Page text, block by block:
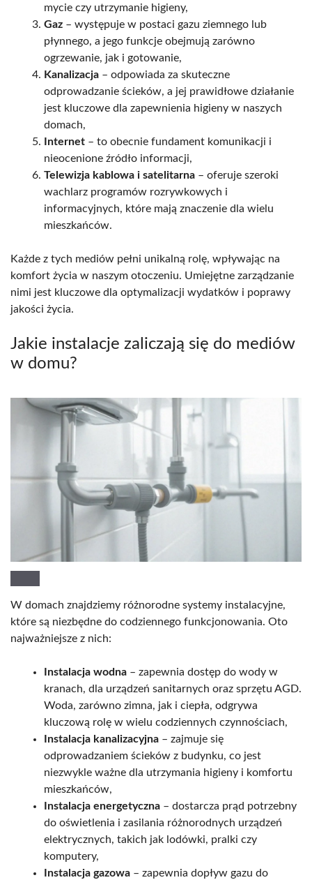
mycie czy utrzymanie higieny,
Gaz – występuje w postaci gazu ziemnego lub
płynnego, a jego funkcje obejmują zarówno
ogrzewanie, jak i gotowanie,
Kanalizacja – odpowiada za skuteczne
odprowadzanie ścieków, a jej prawidłowe działanie
jest kluczowe dla zapewnienia higieny w naszych
domach,
Internet – to obecnie fundament komunikacji i
nieocenione źródło informacji,
Telewizja kablowa i satelitarna – oferuje szeroki
wachlarz programów rozrywkowych i
informacyjnych, które mają znaczenie dla wielu
mieszkańców.
Każde z tych mediów pełni unikalną rolę, wpływając na
komfort życia w naszym otoczeniu. Umiejętne zarządzanie
nimi jest kluczowe dla optymalizacji wydatków i poprawy
jakości życia.
Jakie instalacje zaliczają się do mediów
w domu?
W domach znajdziemy różnorodne systemy instalacyjne,
które są niezbędne do codziennego funkcjonowania. Oto
najważniejsze z nich:
Instalacja wodna – zapewnia dostęp do wody w
kranach, dla urządzeń sanitarnych oraz sprzętu AGD.
Woda, zarówno zimna, jak i ciepła, odgrywa
kluczową rolę w wielu codziennych czynnościach,
Instalacja kanalizacyjna – zajmuje się
odprowadzaniem ścieków z budynku, co jest
niezwykle ważne dla utrzymania higieny i komfortu
mieszkańców,
Instalacja energetyczna – dostarcza prąd potrzebny
do oświetlenia i zasilania różnorodnych urządzeń
elektrycznych, takich jak lodówki, pralki czy
komputery,
Instalacja gazowa – zapewnia dopływ gazu do